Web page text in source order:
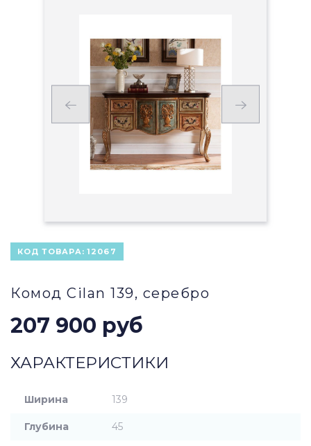
КОД ТОВАРА: 12067
Комод Cilan 139, серебро
207 900 руб
ХАРАКТЕРИСТИКИ
Ширина 139
Глубина 45